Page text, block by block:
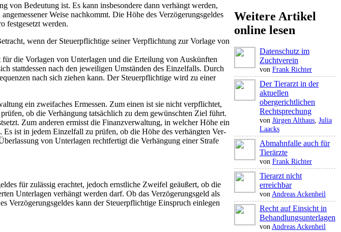
von Bedeutung ist. Es kann insbesondere dann verhängt werden,
Weise nachkommt. Die Höhe des Verzögerungsgeldes
festgesetzt werden.
wenn der Steuerpflichtige seiner Verpflichtung zur Vorlage von
die Vorlagen von Unterlagen und die Erteilung von Auskünften
stattdessen nach den jeweiligen Umständen des Einzelfalls. Durch
nach sich ziehen kann. Der Steuerpflichtige wird zu einer
ein zweifaches Ermessen. Zum einen ist sie nicht verpflichtet,
ob die Verhängung tatsächlich zu dem gewünschten Ziel führt.
Zum anderen ermisst die Finanzverwaltung, in welcher Höhe ein
Es ist in jedem Einzelfall zu prüfen, ob die Höhe des verhängten Ver­
von Unterlagen rechtfertigt die Verhängung einer Strafe
für zulässig erachtet, jedoch ernstliche Zweifel geäußert, ob die
Unterlagen verhängt werden darf. Ob das Verzögerungsgeld als
Verzögerungsgeldes kann der Steuerpflichtige Einspruch einlegen
Weitere Artikel
online lesen
Datenschutz im
Zuchtverein
von Frank Richter
Der Tierarzt in der
aktuellen
obergerichtlichen
Rechtsprechung
von Jürgen Althaus, Julia
Laacks
Abmahnfalle auch für
Tierärzte
von Frank Richter
Tierarzt nicht
erreichbar
vonAndreas Ackenheil
Recht auf Einsicht in
Behandlungsunterlagen
vonAndreas Ackenheil